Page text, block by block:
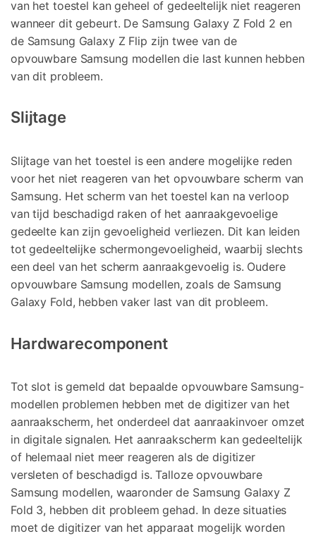
van het toestel kan geheel of gedeeltelijk niet reageren
wanneer dit gebeurt. De Samsung Galaxy Z Fold 2 en
de Samsung Galaxy Z Flip zijn twee van de
opvouwbare Samsung modellen die last kunnen hebben
van dit probleem.
Slijtage
Slijtage van het toestel is een andere mogelijke reden
voor het niet reageren van het opvouwbare scherm van
Samsung. Het scherm van het toestel kan na verloop
van tijd beschadigd raken of het aanraakgevoelige
gedeelte kan zijn gevoeligheid verliezen. Dit kan leiden
tot gedeeltelijke schermongevoeligheid, waarbij slechts
een deel van het scherm aanraakgevoelig is. Oudere
opvouwbare Samsung modellen, zoals de Samsung
Galaxy Fold, hebben vaker last van dit probleem.
Hardwarecomponent
Tot slot is gemeld dat bepaalde opvouwbare Samsung-
modellen problemen hebben met de digitizer van het
aanraakscherm, het onderdeel dat aanraakinvoer omzet
in digitale signalen. Het aanraakscherm kan gedeeltelijk
of helemaal niet meer reageren als de digitizer
versleten of beschadigd is. Talloze opvouwbare
Samsung modellen, waaronder de Samsung Galaxy Z
Fold 3, hebben dit probleem gehad. In deze situaties
moet de digitizer van het apparaat mogelijk worden